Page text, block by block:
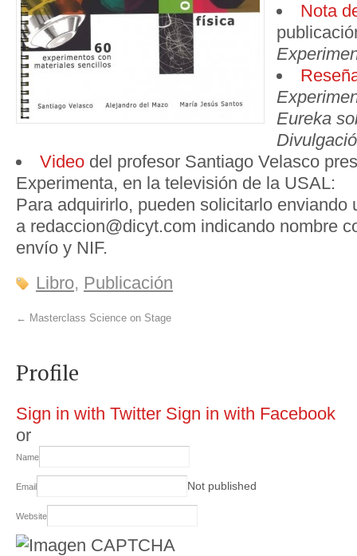
Nota
Eureka
Videodel profesor Santiago Velasco
Experimenta, en la televisión de la USAL:
Para adquirirlo, pueden solicitarlo enviando
a redaccion@dicyt.com indicando nombre
envío y NIF.
Libro, Publicación
← Masterclass Science on Stage
Profile
Sign in with Twitter Sign in with Facebook
or
Name
Email Not published
Website